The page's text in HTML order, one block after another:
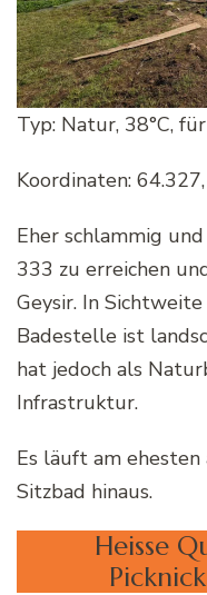
Typ: Natur, 38°C,
Koordinaten:
Eher schlammig
333 zu erreichen
Geysir. In
Badestelle ist
hat jedoch als
Infrastruktur.
Es läuft am ehesten
Sitzbad hinaus.
Heisse